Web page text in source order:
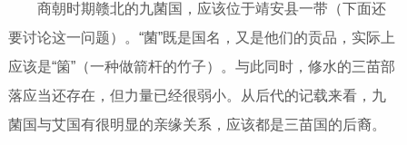
商朝时期赣北的九菌国，应该位于靖安县一带（下面还
要讨论这一问题）。“菌”既是国名，又是他们的贡品，实际上
应该是“箘”（一种做箭杆的竹子）。与此同时，修水的三苗部
落应当还存在，但力量已经很弱小。从后代的记载来看，九
菌国与艾国有很明显的亲缘关系，应该都是三苗国的后裔。